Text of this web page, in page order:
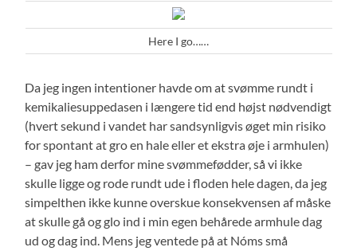
Here I go……
Da jeg ingen intentioner havde om at svømme rundt i
kemikaliesuppedasen i længere tid end højst nødvendigt
(hvert sekund i vandet har sandsynligvis øget min risiko
for spontant at gro en hale eller et ekstra øje i armhulen)
– gav jeg ham derfor mine svømmefødder, så vi ikke
skulle ligge og rode rundt ude i floden hele dagen, da jeg
simpelthen ikke kunne overskue konsekvensen af måske
at skulle gå og glo ind i min egen behårede armhule dag
ud og dag ind. Mens jeg ventede på at Nóms små